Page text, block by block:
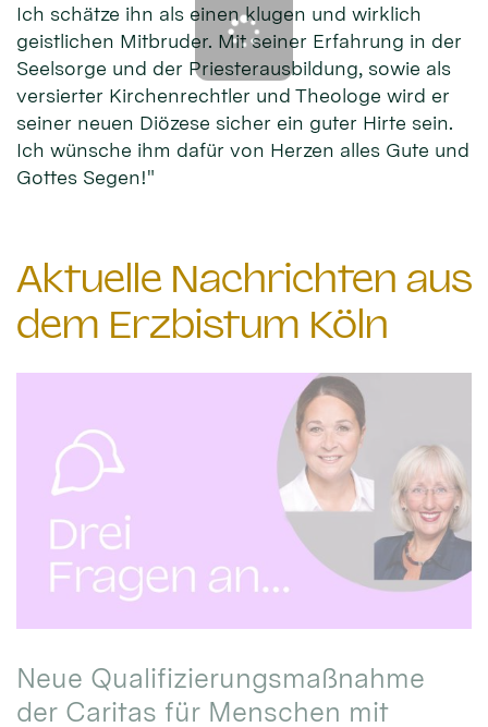
Ich schätze ihn als einen klugen und wirklich
geistlichen Mitbruder. Mit seiner Erfahrung in der
Seelsorge und der Priesterausbildung, sowie als
versierter Kirchenrechtler und Theologe wird er
seiner neuen Diözese sicher ein guter Hirte sein.
Ich wünsche ihm dafür von Herzen alles Gute und
Gottes Segen!"
Aktuelle Nachrichten aus
dem Erzbistum Köln
Neue Qualifizierungsmaßnahme
der Caritas für Menschen mit